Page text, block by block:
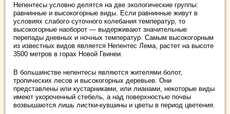
Непентесы условно делятся на две экологические группы:
равнинные и высокогорные виды. Если равнинные живут в
условиях слабого суточного колебания температур, то
высокогорные наоборот — выдерживают значительные
перепады дневных и ночных температур. Самым высокогорным
из известных видов является Непентес Лема, растет на высоте
3500 метров в горах Новой Гвинеи.
В большинстве непентесы являются жителями болот,
тропических лесов и высокогорных деревьев. Они
представлены или кустарниками, или лианами, некоторые виды
имеют укороченный стебель, а над поверхностью почвы
возвышаются лишь листки-кувшины и цветы в период цветения.